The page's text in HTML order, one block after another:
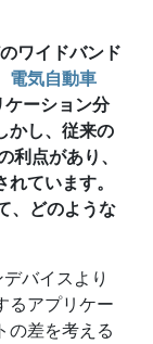
ワイドバンド
電気自動車
ーション分
かし、従来の
利点があり、
ています。
、どのような
バイスより
るアプリケー
の差を考える